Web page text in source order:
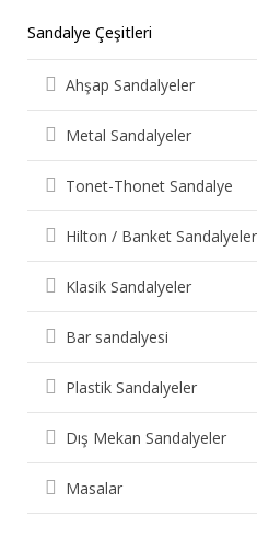
Sandalye Çeşitleri
Ahşap Sandalyeler
Metal Sandalyeler
Tonet-Thonet Sandalye
Hilton / Banket Sandalyeler
Klasik Sandalyeler
Bar sandalyesi
Plastik Sandalyeler
Dış Mekan Sandalyeler
Masalar